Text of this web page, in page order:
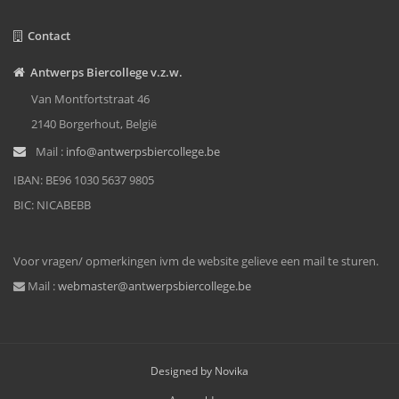
Contact
Antwerps Biercollege v.z.w.
Van Montfortstraat 46
2140 Borgerhout, België
Mail : info@antwerpsbiercollege.be
IBAN: BE96 1030 5637 9805
BIC: NICABEBB
Voor vragen/ opmerkingen ivm de website gelieve een mail te sturen.
Mail :webmaster@antwerpsbiercollege.be
Designed by Novika